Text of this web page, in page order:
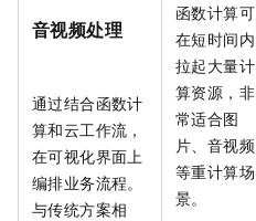
音视频处理
通过结合函数计
算和云工作流 ，
在可视化界面上
编排业务流程。
与传统方案相
函数计算可
在短时间内
拉起大量计
算资源，非
常适合图
片、音视频
等重计算场
景。